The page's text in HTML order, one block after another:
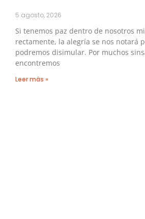
5 agosto, 2026
Si tenemos paz dentro de nosotros
rectamente, la alegría se nos notará
podremos disimular. Por muchos
encontremos
Leer más »